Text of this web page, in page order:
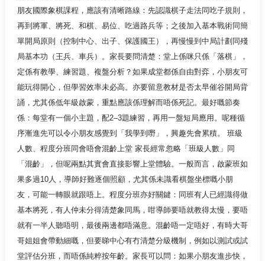
朋友國際象棋課程，應該有清晰路線：先認識棋子走法同吃子規則，
再到將軍、將死、和棋、易位、吃過路兵等；之後加入基本戰術同簡
單開局原則（控制中心、出子、保護國王），再慢慢到中局計劃同殘
局基本功（王兵、車兵）。家長要問清楚：堂上係咪只係「落棋」，
定係有教學、練習題、複盤分析？如果成堂都係自由對弈，小朋友可
能玩得開心，但學習效率未必高。亦要留意教材是否太早催谷開局背
誦，尤其係低年級啟蒙，重點應該係理解而唔係死記。最好嘅節奏
係：每堂有一個小主題，配2–3題練習，再用一盤短局應用。呢種循
序漸進先可以令小朋友感覺到「我學到嘢」，興趣先會累積。 班級
人數、程度分班同會唔會混齡上堂 家長經常忽略「班級人數」同
「混齡」，但呢兩點其實會直接影響上堂體驗。一般而言，啟蒙班如
果多過10人，導師好難逐個照顧，尤其係未識看棋盤坐標嘅小朋
友，可能一轉眼就跟唔上。程度分班亦好關鍵：同班有人已經識得做
基本將死，有人仲未分得清楚象同馬，咁導師要唔就教得太慢，要唔
就有一半人聽唔明，最後兩邊都唔滿意。混齡唔一定唔好，有時大哥
哥姐姐會帶動細嘅，但要睇中心有冇清楚分級機制，例如以測試或試
堂評估分班，而唔係純粹按年齡。家長可以問：如果小朋友進步快，